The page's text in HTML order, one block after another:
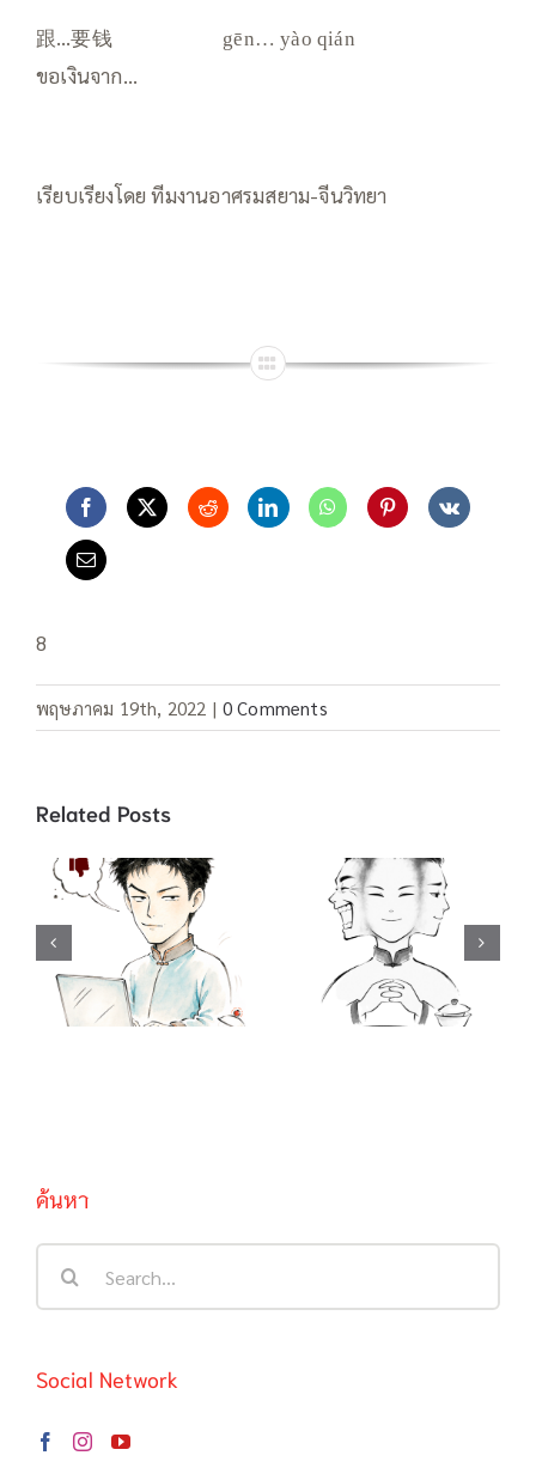
跟…要钱 gēn… yào qián
ขอเงินจาก…
เรียบเรียงโดย ทีมงานอาศรมสยาม-จีนวิทยา
8
พฤษภาคม 19th, 2022 | 0 Comments
Related Posts
คำสแลง 酸民 ชาว
เน็ตขี้อิจฉา / 吃不
到葡萄说葡萄酸
กินองุ่นไม่ได้ เลย
บอกว่าองุ่นเปรี้ยว
คำสแลง “อยู่เป็น”
/ 死马当做活马医
ทำเต็มที่เผื่อจะมี
ปาฏิหาริย์ / 聪明
反被聪明误 คน
ฉลาดมักตกเป็น
ค้นหา
Social Network